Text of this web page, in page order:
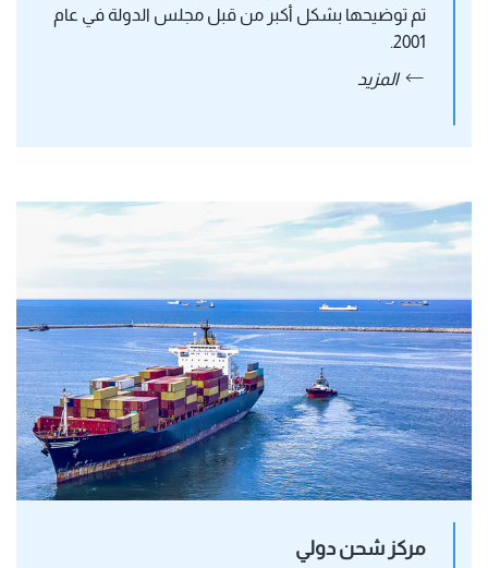
تم توضيحها بشكل أكبر من قبل مجلس الدولة في عام
2001.
المزيد
مركز شحن دولي